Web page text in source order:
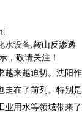
水设备,鞍山反渗透
，敬请关注！
越来越迫切。沈阳作
走在了前列。特别是
业用水等领域带来了